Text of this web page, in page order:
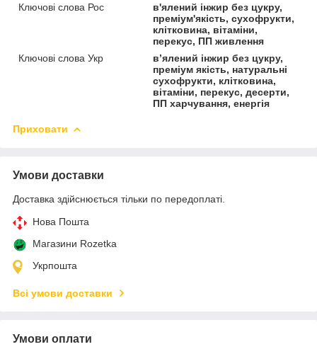
Ключові слова Рос
в'ялений інжир без цукру,
преміум'якість, сухофрукти,
клітковина, вітаміни,
перекус, ПП живлення
Ключові слова Укр
в’ялений інжир без цукру,
преміум якість, натуральні
сухофрукти, клітковина,
вітаміни, перекус, десерти,
ПП харчування, енергія
Приховати
Умови доставки
Доставка здійснюється тільки по передоплаті.
Нова Пошта
Магазини Rozetka
Укрпошта
Всі умови доставки
Умови оплати